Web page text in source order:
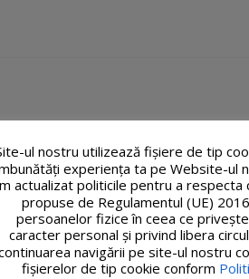
ul nostru utilizează fişiere de tip
experiența ta pe Website-ul
actualizat politicile pentru a respecta
propuse de Regulamentul (UE)
persoanelor fizice în ceea ce
caracter personal și privind libera
navigării pe site-ul nostru
fişierelor de tip cookie conform